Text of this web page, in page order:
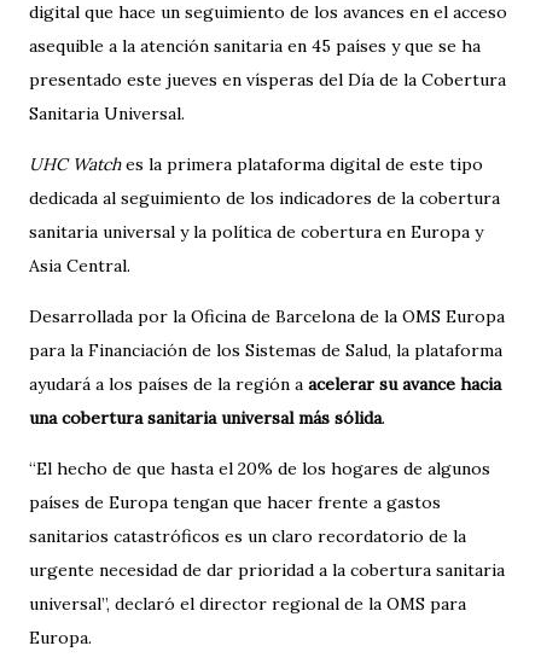
digital que hace un seguimiento de los avances en el acceso
asequible a la atención sanitaria en 45 países y que se ha
presentado este jueves en vísperas del Día de la Cobertura
Sanitaria Universal.
UHC Watches la primera plataforma digital de este tipo
dedicada al seguimiento de los indicadores de la cobertura
sanitaria universal y la política de cobertura en Europa y
Asia Central.
Desarrollada por la Oficina de Barcelona de la OMS Europa
para la Financiación de los Sistemas de Salud, la plataforma
ayudará a los países de la región a acelerar su avance hacia
una cobertura sanitaria universal más sólida.
“El hecho de que hasta el 20% de los hogares de algunos
países de Europa tengan que hacer frente a gastos
sanitarios catastróficos es un claro recordatorio de la
urgente necesidad de dar prioridad a la cobertura sanitaria
universal”, declaró el director regional de la OMS para
Europa.